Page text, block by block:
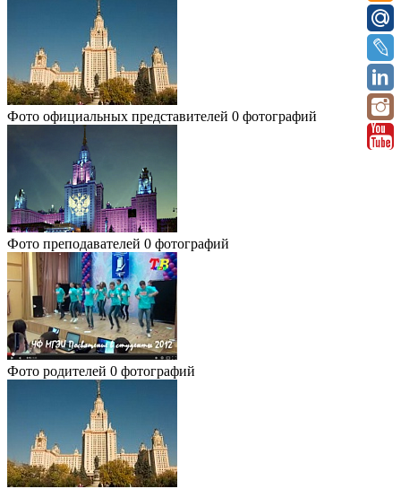
Фото официальных представителей 0 фотографий
Фото преподавателей 0 фотографий
Фото родителей 0 фотографий